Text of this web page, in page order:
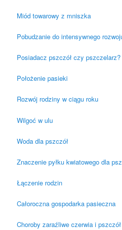
Miód towarowy z mniszka
Pobudzanie do intensywnego
Posiadacz pszczół czy pszczelarz?
Położenie pasieki
Rozwój rodziny w ciągu roku
Wilgoć w ulu
Woda dla pszczół
Znaczenie pyłku kwiatowego dla
Łączenie rodzin
Całoroczna gospodarka pasieczna
Choroby zaraźliwe czerwia i